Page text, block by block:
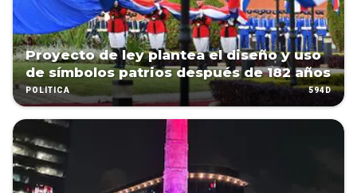
Proyecto de ley plantea el diseño y uso
de símbolos patrios después de 182 años
POLÍTICA 594D